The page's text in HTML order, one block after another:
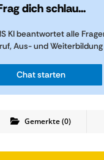
dich schlau...
KI beantwortet alle
Aus- und Weiterbildung
Chat starten
Gemerkte(0)